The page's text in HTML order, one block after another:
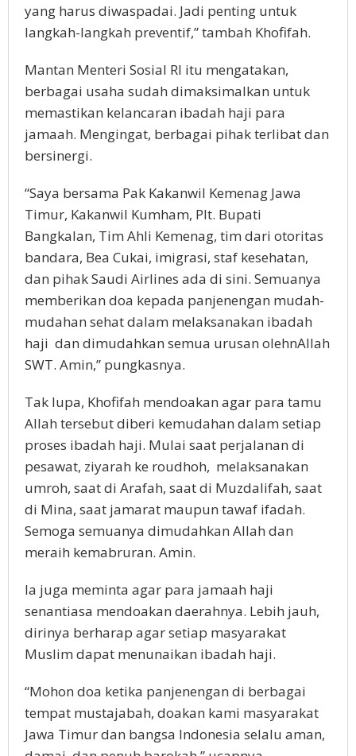
yang harus diwaspadai. Jadi penting untuk
langkah-langkah preventif,” tambah Khofifah.
Mantan Menteri Sosial RI itu mengatakan,
berbagai usaha sudah dimaksimalkan untuk
memastikan kelancaran ibadah haji para
jamaah. Mengingat, berbagai pihak terlibat dan
bersinergi.
“Saya bersama Pak Kakanwil Kemenag Jawa
Timur, Kakanwil Kumham, Plt. Bupati
Bangkalan, Tim Ahli Kemenag, tim dari otoritas
bandara, Bea Cukai, imigrasi, staf kesehatan,
dan pihak Saudi Airlines ada di sini. Semuanya
memberikan doa kepada panjenengan mudah-
mudahan sehat dalam melaksanakan ibadah
haji dan dimudahkan semua urusan olehnAllah
SWT. Amin,” pungkasnya.
Tak lupa, Khofifah mendoakan agar para tamu
Allah tersebut diberi kemudahan dalam setiap
proses ibadah haji. Mulai saat perjalanan di
pesawat, ziyarah ke roudhoh, melaksanakan
umroh, saat di Arafah, saat di Muzdalifah, saat
di Mina, saat jamarat maupun tawaf ifadah.
Semoga semuanya dimudahkan Allah dan
meraih kemabruran. Amin.
Ia juga meminta agar para jamaah haji
senantiasa mendoakan daerahnya. Lebih jauh,
dirinya berharap agar setiap masyarakat
Muslim dapat menunaikan ibadah haji.
“Mohon doa ketika panjenengan di berbagai
tempat mustajabah, doakan kami masyarakat
Jawa Timur dan bangsa Indonesia selalu aman,